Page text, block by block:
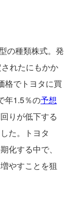
の種類株式。発
れたにもかか
格でトヨタに買
年1.5％の予想
りが低下する
た。トヨタ
化する中で、
やすことを狙